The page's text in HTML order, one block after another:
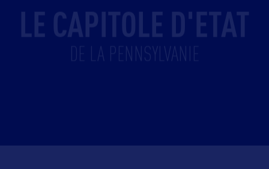
LE CAPITOLE D'ETAT
DE LA PENNSYLVANIE